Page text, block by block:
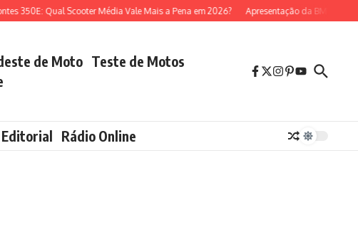
Qual Scooter Média Vale Mais a Pena em 2026? Apresentação da BMW R 1300 GS
de Moto Teste de Motos
Editorial Rádio Online